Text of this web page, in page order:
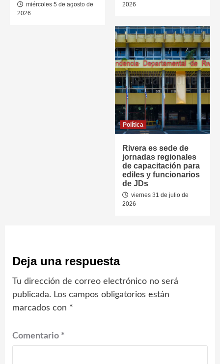
miércoles 5 de agosto de
2026
2026
Política
Rivera es sede de
jornadas regionales
de capacitación para
ediles y funcionarios
de JDs
viernes 31 de julio de
2026
Deja una respuesta
Tu dirección de correo electrónico no será
publicada. Los campos obligatorios están
marcados con *
Comentario *